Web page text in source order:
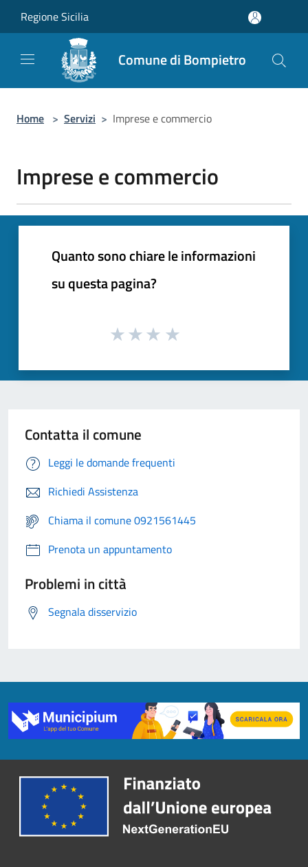
Regione Sicilia
Comune di Bompietro
Home > Servizi > Imprese e commercio
Imprese e commercio
Quanto sono chiare le informazioni
su questa pagina?
Contatta il comune
Leggi le domande frequenti
Richiedi Assistenza
Chiama il comune 0921561445
Prenota un appuntamento
Problemi in città
Segnala disservizio